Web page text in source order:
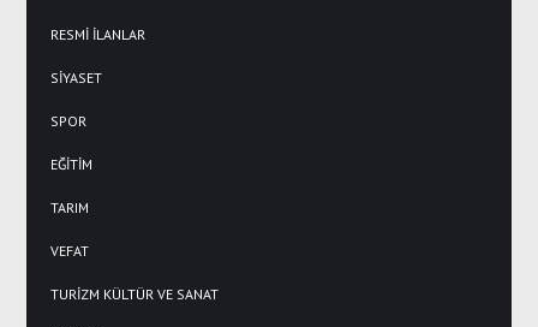
RESMİ İLANLAR
SİYASET
SPOR
EĞİTİM
TARIM
VEFAT
TURİZM KÜLTÜR VE SANAT